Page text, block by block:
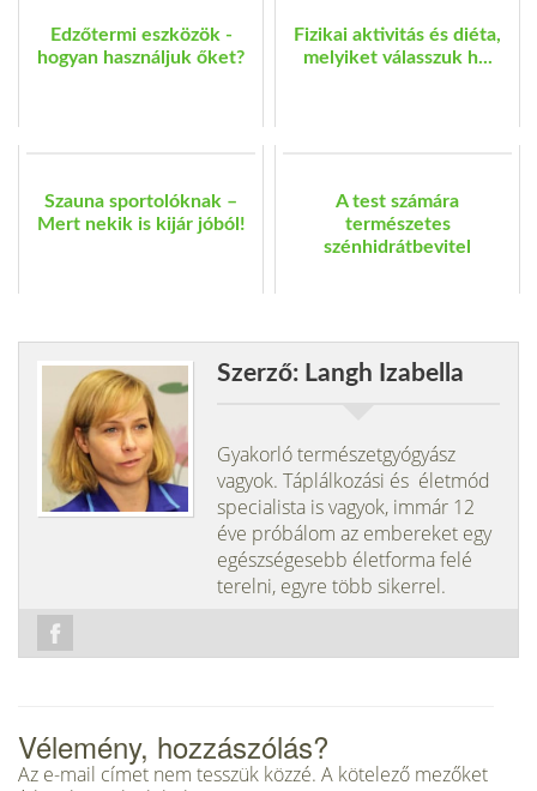
Edzőtermi eszközök -
hogyan használjuk őket?
Fizikai aktivitás és diéta,
melyiket válasszuk h...
Szauna sportolóknak –
Mert nekik is kijár jóból!
A test számára
természetes
szénhidrátbevitel
Szerző: Langh Izabella
Gyakorló természetgyógyász
vagyok. Táplálkozási és életmód
specialista is vagyok, immár 12
éve próbálom az embereket egy
egészségesebb életforma felé
terelni, egyre több sikerrel.
Vélemény, hozzászólás?
Az e-mail címet nem tesszük közzé. A kötelező mezőket